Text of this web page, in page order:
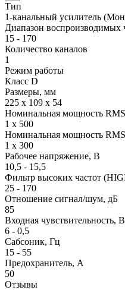
Тип
1-канальный усилитель
Диапазон воспроизводимых
15 - 170
Количество каналов
1
Режим работы
Класс D
Размеры, мм
225 x 109 x 54
Номинальная мощность
1 x 500
Номинальная мощность
1 x 300
Рабочее напряжение, В
10,5 - 15,5
Фильтр высоких частот
25 - 170
Отношение сигнал/шум, дБ
85
Входная чувствительность, В
6 - 0,5
Сабсоник, Гц
15 - 55
Предохранитель, А
50
Отзывы